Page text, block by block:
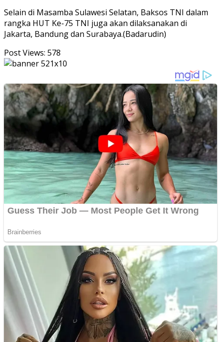
Selain di Masamba Sulawesi Selatan, Baksos TNI dalam
rangka HUT Ke-75 TNI juga akan dilaksanakan di
Jakarta, Bandung dan Surabaya.(Badarudin)
Post Views: 578